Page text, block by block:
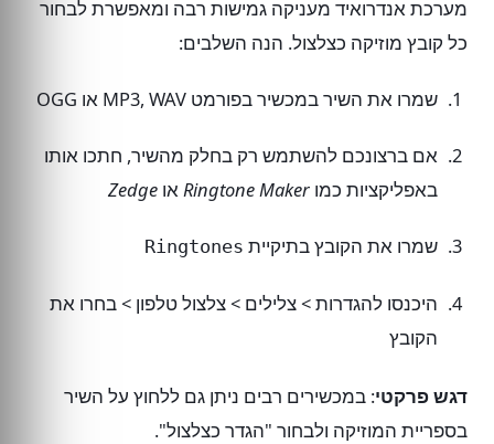
מערכת אנדרואיד מעניקה גמישות רבה ומאפשרת לבחור
כל קובץ מוזיקה כצלצול. הנה השלבים:
שמרו את השיר במכשיר בפורמט MP3, WAV או OGG
אם ברצונכם להשתמש רק בחלק מהשיר, חתכו אותו
באפליקציות כמו Ringtone Makerאו Zedge
שמרו את הקובץ בתיקיית Ringtones
היכנסו להגדרות > צלילים > צלצול טלפון > בחרו את
הקובץ
דגש פרקטי: במכשירים רבים ניתן גם ללחוץ על השיר
בספריית המוזיקה ולבחור "הגדר כצלצול".